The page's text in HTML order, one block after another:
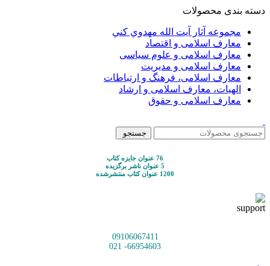
دسته بندی محصولات
مجموعه آثار آيت الله مهدوي كني
معارف اسلامی و اقتصاد
معارف اسلامی و علوم سیاسی
معارف اسلامی و مدیریت
معارف اسلامی، فرهنگ و ارتباطات
الهیات، معارف اسلامی و ارشاد
معارف اسلامی و حقوق
جستجو
76 عنوان جایزه کتاب
5 عنوان ناشر برگزیده
1200 عنوان کتاب منتشرشده
09106067411
66954603- 021